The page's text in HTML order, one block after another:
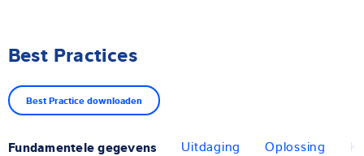
Best Practices
Fundamentele gegevens Uitdaging Oplossing
Best Practice downloaden